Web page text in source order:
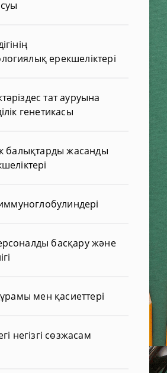
ерекшеліктері
тат ауруына
генетикасы
балықтарды жасанды
басқару және
мен қасиеттері
негізгі сөзжасам